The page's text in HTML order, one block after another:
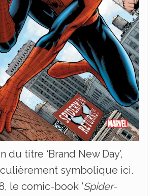
du titre ‘Brand New Day’,
symbolique ici.
le comic-book ‘Spider-